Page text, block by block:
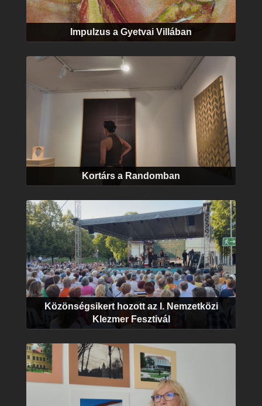
Impulzus a Gyetvai Villában
Kortárs a Randomban
Közönségsikert hozott az I. Nemzetközi
Klezmer Fesztivál